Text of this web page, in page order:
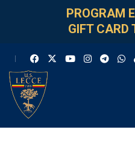
PROGRAM
GIFT CARD